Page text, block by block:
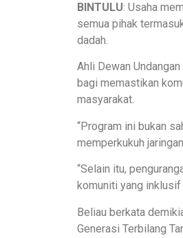
BINTULU: Usaha
semua pihak
dadah.
Ahli Dewan
bagi memastikan
masyarakat.
“Program ini bukan
memperkukuh
“Selain itu,
komuniti yang
Beliau berkata
Generasi Terbilang